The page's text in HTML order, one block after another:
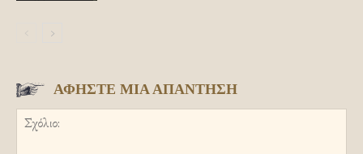
ΑΦΗΣΤΕ ΜΙΑ ΑΠΑΝΤΗΣΗ